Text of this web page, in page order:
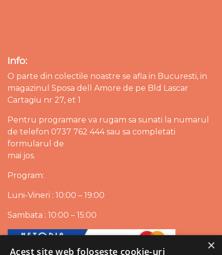
Info:
O parte din colectile noastre se afla in Bucuresti, in
magazinul Sposa dell Amore de pe Bld Lascar
Cartagiu nr 27, et 1
Pentru programare va rugam sa sunati la numarul
de telefon 0737 762 444 sau sa completati
formularul de
mai jos.
Program:
Luni-Vineri : 10:00 – 19:00
Sambata : 10:00 – 15:00
×
Acest site web folosește cookie-uri